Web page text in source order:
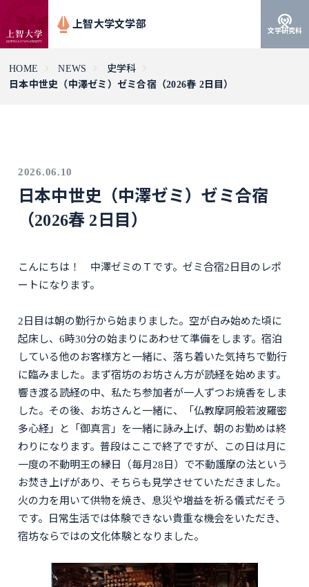
上智大学文学部
文学研究科
HOME NEWS
史学科
日本中世史（中澤ゼミ）ゼミ合宿（2026春 2日目）
2026.06.10
日本中世史（中澤ゼミ）ゼミ合宿
（2026春 2日目）
こんにちは！ 中澤ゼミのＴです。ゼミ合宿2日目のレポ
ートになります。
2日目は朝の勤行から始まりました。空が白み始めた頃に
起床し、6時30分の始まりにあわせて準備をします。宿泊
している他のお客様方と一緒に、落ち着いた気持ちで勤行
に臨みました。まず宿坊のお坊さん方が読経を始めます。
響き渡る読経の中、私たち参加者が一人ずつお焼香をしま
した。その後、お坊さんと一緒に、「仏教摩訶般若波羅密
多心経」と「御真言」を一緒に詠み上げ、朝のお勤めは終
わりになります。普段はここで終了ですが、この日は月に
一度の不動明王の縁日（毎月28日）で不動護摩の法という
お焚き上げがあり、そちらも見学させていただきました。
火の力を用いて供物を焼き、息災や増益を祈る儀式だそう
です。日常生活では体験できない貴重な機会をいただき、
宿坊ならではの文化体験となりました。